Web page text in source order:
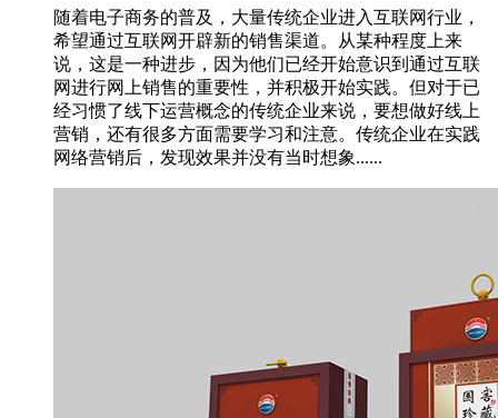
随着电子商务的普及，大量传统企业进入互联网行业，
希望通过互联网开辟新的销售渠道。从某种程度上来
说，这是一种进步，因为他们已经开始意识到通过互联
网进行网上销售的重要性，并积极开始实践。但对于已
经习惯了线下运营概念的传统企业来说，要想做好线上
营销，还有很多方面需要学习和注意。传统企业在实践
网络营销后，发现效果并没有当时想象......